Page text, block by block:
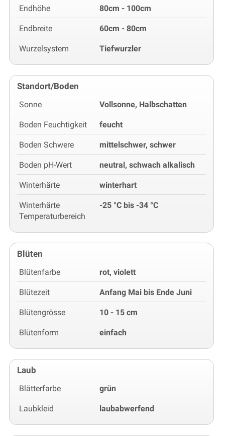
Endhöhe 80cm - 100cm
Endbreite 60cm - 80cm
Wurzelsystem Tiefwurzler
Standort/Boden
Sonne Vollsonne, Halbschatten
Boden Feuchtigkeit feucht
Boden Schwere mittelschwer, schwer
Boden pH-Wert neutral, schwach alkalisch
Winterhärte winterhart
Winterhärte
Temperaturbereich
-25 °C bis -34 °C
Blüten
Blütenfarbe rot, violett
Blütezeit Anfang Mai bis Ende Juni
Blütengrösse 10 - 15 cm
Blütenform einfach
Laub
Blätterfarbe grün
Laubkleid laubabwerfend